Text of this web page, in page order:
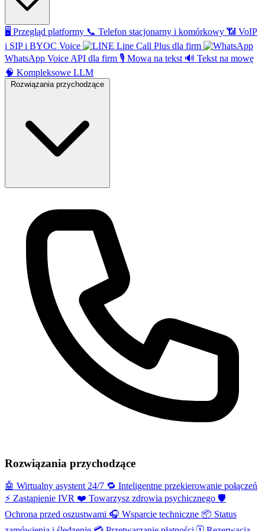
🖥️ Przegląd platformy 📞 Telefon stacjonarny i komórkowy 📶 VoIP
i SIP i BYOC Voice
Line Call Plus dla firm
WhatsApp Voice API dla firm 🎙️ Mowa na tekst 🔊 Tekst na mowę
🧠 Kompleksowe LLM
Rozwiązania przychodzące
🤖 Wirtualny asystent 24/7 🔁 Inteligentne przekierowanie połączeń
⚡️ Zastąpienie IVR ❤️ Towarzysz zdrowia psychicznego 🛡️
Ochrona przed oszustwami 🎧 Wsparcie techniczne 📦 Status